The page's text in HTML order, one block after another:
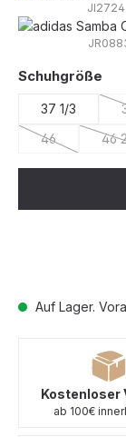
Auf Lager.
JI2724
Schuhgröße
37 1/3
46
(Diese
46
Kostenloser
ab 100€